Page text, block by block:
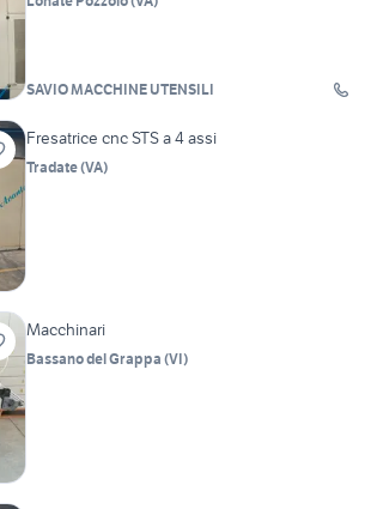
SAVIO MACCHINE UTENSILI
Fresatrice cnc STS a 4 assi
Tradate(VA)
Macchinari
Bassano del Grappa (VI)